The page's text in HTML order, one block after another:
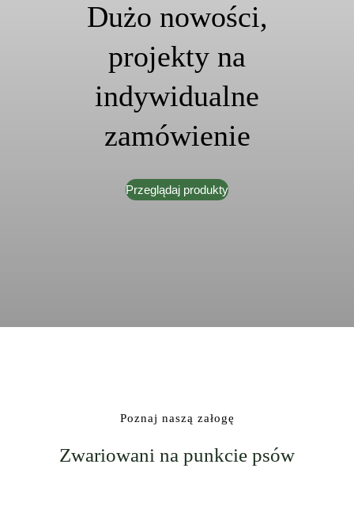
Dużo nowości,
projekty na
indywidualne
zamówienie
Przeglądaj produkty
Poznaj naszą załogę
Zwariowani na punkcie psów